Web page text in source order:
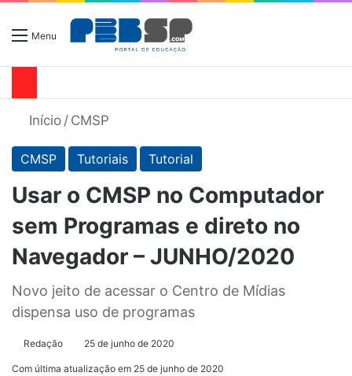
Menu
Início / CMSP
CMSP Tutoriais Tutorial
Usar o CMSP no Computador
sem Programas e direto no
Navegador – JUNHO/2020
Novo jeito de acessar o Centro de Mídias
dispensa uso de programas
Redação 25 de junho de 2020
Com última atualização em 25 de junho de 2020